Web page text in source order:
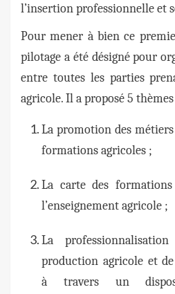
l’insertion professionnelle et
Pour mener à bien ce
pilotage a été désigné pour
entre toutes les parties
agricole. Il a proposé 5
La promotion des
formations agricoles ;
La carte des
l’enseignement agricole ;
La
production agricole et
à travers un